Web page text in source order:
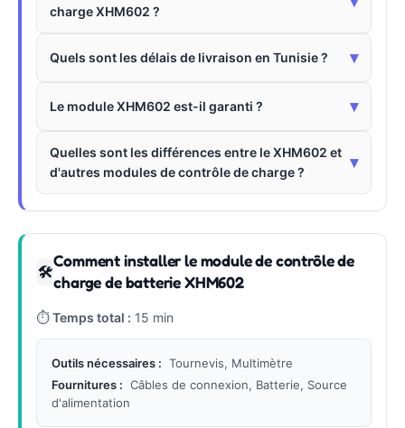
charge XHM602 ?
Quels sont les délais de livraison en Tunisie ? ▾
Le module XHM602 est-il garanti ? ▾
Quelles sont les différences entre le XHM602 et
d'autres modules de contrôle de charge ?
▾
🛠
Comment installer le module de contrôle de
charge de batterie XHM602
⏱Temps total : 15 min
Outils nécessaires : Tournevis, Multimètre
Fournitures : Câbles de connexion, Batterie, Source
d'alimentation